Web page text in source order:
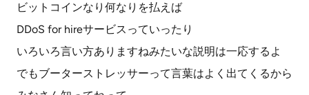
ビットコインなり何なりを払えば
DDoS for hireサービスっていったり
いろいろ言い方ありますねみたいな説明は一応するよ
でもブーターストレッサーって言葉はよく出てくるから